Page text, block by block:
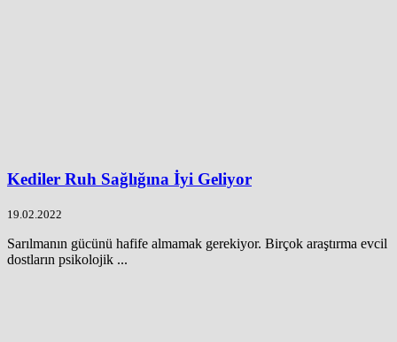
Kediler Ruh Sağlığına İyi Geliyor
19.02.2022
Sarılmanın gücünü hafife almamak gerekiyor. Birçok araştırma evcil
dostların psikolojik ...